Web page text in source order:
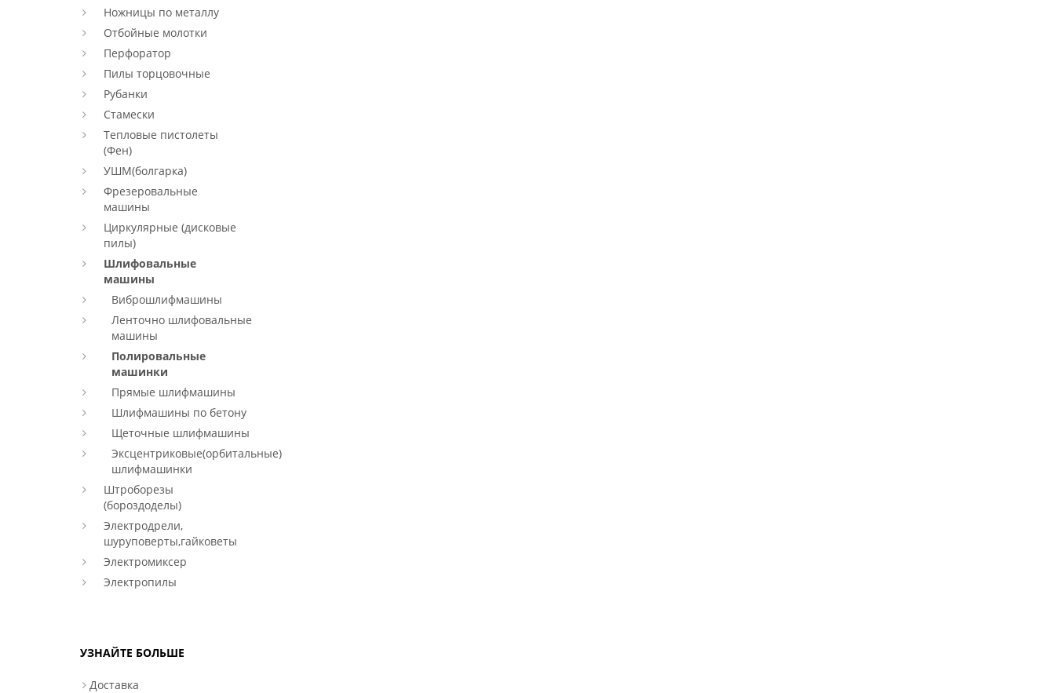
Ножницы по металлу
Отбойные молотки
Перфоратор
Пилы торцовочные
Рубанки
Стамески
Тепловые пистолеты
(Фен)
УШМ(болгарка)
Фрезеровальные
машины
Циркулярные (дисковые
пилы)
Шлифовальные
машины
Виброшлифмашины
Ленточно шлифовальные
машины
Полировальные
машинки
Прямые шлифмашины
Шлифмашины по бетону
Щеточные шлифмашины
Эксцентриковые(орбитальные)
шлифмашинки
Штроборезы
(бороздоделы)
Электродрели,
шуруповерты,гайковеты
Электромиксер
Электропилы
УЗНАЙТЕ БОЛЬШЕ
Доставка